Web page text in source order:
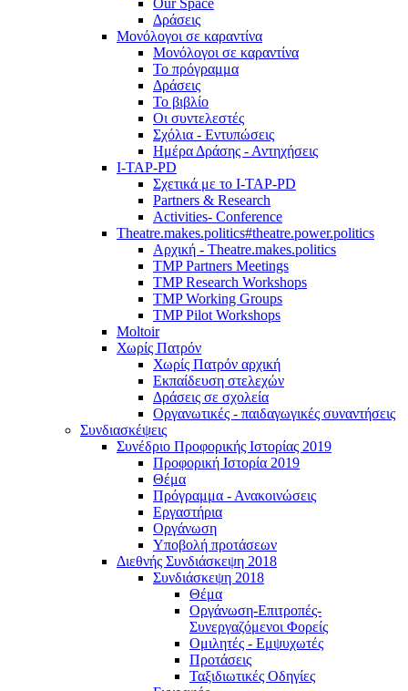
Our Space
Δράσεις
Μονόλογοι σε καραντίνα
Μονόλογοι σε καραντίνα
Το πρόγραμμα
Δράσεις
Το βιβλίο
Οι συντελεστές
Σχόλια - Εντυπώσεις
Ημέρα Δράσης - Αντηχήσεις
I-TAP-PD
Σχετικά με το I-TAP-PD
Partners & Research
Activities- Conference
Theatre.makes.politics#theatre.power.politics
Αρχική - Theatre.makes.politics
TMP Partners Meetings
TMP Research Workshops
TMP Working Groups
TMP Pilot Workshops
Moltoir
Χωρίς Πατρόν
Χωρίς Πατρόν αρχική
Εκπαίδευση στελεχών
Δράσεις σε σχολεία
Οργανωτικές - παιδαγωγικές συναντήσεις
Συνδιασκέψεις
Συνέδριο Προφορικής Ιστορίας 2019
Προφορική Ιστορία 2019
Θέμα
Πρόγραμμα - Ανακοινώσεις
Εργαστήρια
Οργάνωση
Υποβολή προτάσεων
Διεθνής Συνδιάσκεψη 2018
Συνδιάσκεψη 2018
Θέμα
Οργάνωση-Επιτροπές-
Συνεργαζόμενοι Φορείς
Ομιλητές - Εμψυχωτές
Προτάσεις
Ταξιδιωτικές Οδηγίες